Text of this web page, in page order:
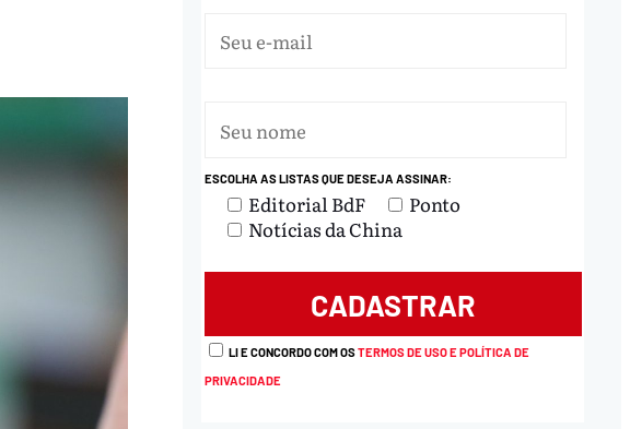
ESCOLHA AS LISTAS QUE DESEJA ASSINAR:
Editorial BdF
Ponto
Notícias da China
LI E CONCORDO COM OSTERMOS DE USO E POLÍTICA DE
PRIVACIDADE